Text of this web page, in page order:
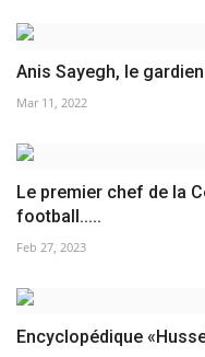
Anis Sayegh, le
Mar 11, 2022
Le premier chef de la
football.....
Feb 27, 2023
Encyclopédique